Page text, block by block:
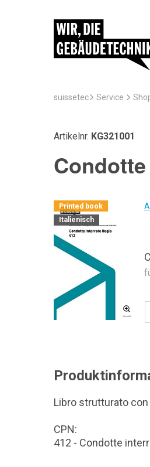
suissetec Service
Artikelnr. KG321001
Printed book
Italienisch
Libro strutturato
CPN:
412 - Condotte